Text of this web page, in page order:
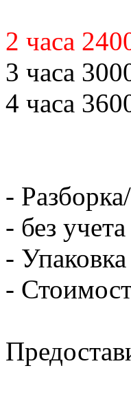
2 часа
3 часа
4 часа
-
- без
-
-